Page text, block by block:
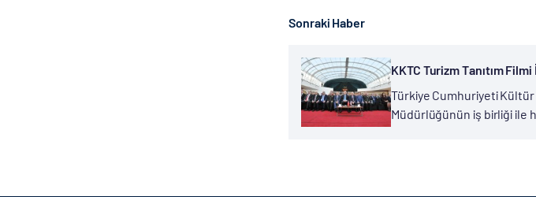
Sonraki Haber
KKTC Turizm Tanıtım
Türkiye Cumhuriyeti Kültür
Müdürlüğünün iş birliği ile